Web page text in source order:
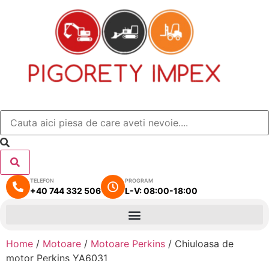
TELEFON
+40 744 332 506
PROGRAM
L-V: 08:00-18:00
Home / Motoare / Motoare Perkins / Chiuloasa de
motor Perkins YA6031